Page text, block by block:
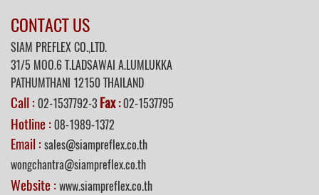
CONTACT US
SIAM PREFLEX CO.,LTD.
31/5 MOO.6 T.LADSAWAI A.LUMLUKKA
PATHUMTHANI 12150 THAILAND
Call :02-1537792-3 Fax:02-1537795
Hotline :08-1989-1372
Email : sales@siampreflex.co.th
wongchantra@siampreflex.co.th
Website :www.siampreflex.co.th